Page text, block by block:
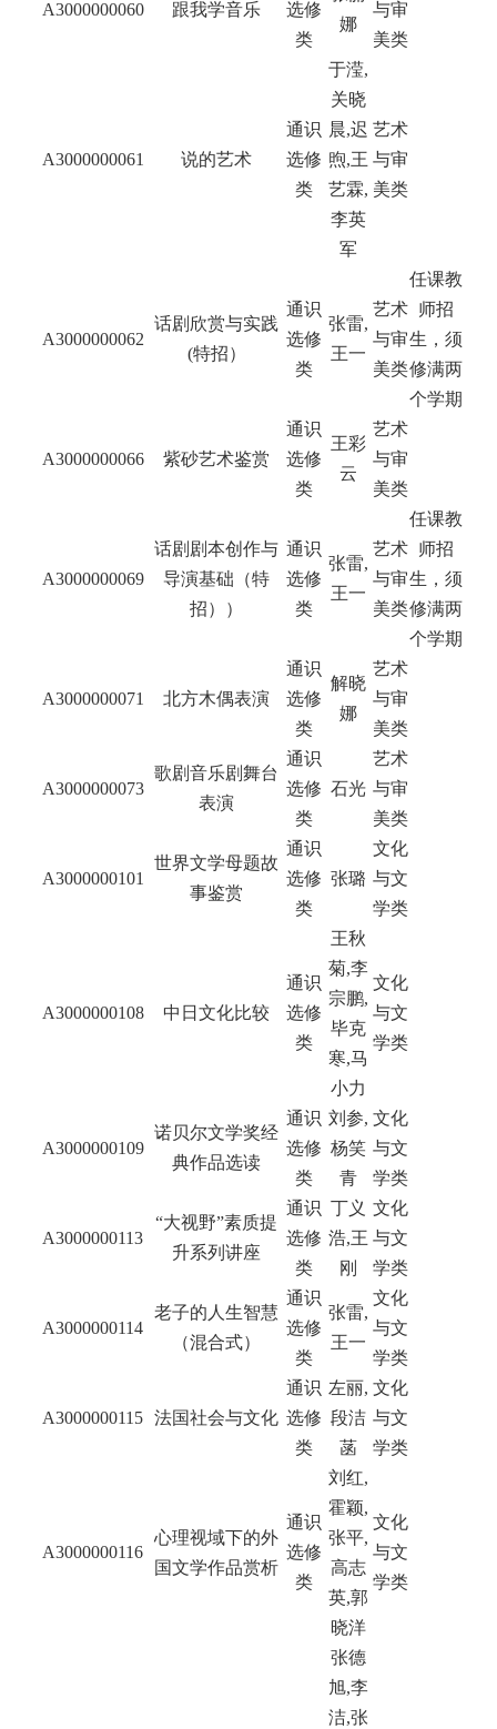
A3000000060 跟我学音乐
选修
类
娜
与审
美类
A3000000061 说的艺术
通识
选修
类
于滢,
关晓
晨,迟
煦,王
艺霖,
李英
军
艺术
与审
美类
A3000000062
话剧欣赏与实践
(特招）
通识
选修
类
张雷,
王一
艺术
与审
美类
任课教
师招
生，须
修满两
个学期
A3000000066 紫砂艺术鉴赏
通识
选修
类
王彩
云
艺术
与审
美类
A3000000069
话剧剧本创作与
导演基础（特
招））
通识
选修
类
张雷,
王一
艺术
与审
美类
任课教
师招
生，须
修满两
个学期
A3000000071 北方木偶表演
通识
选修
类
解晓
娜
艺术
与审
美类
A3000000073
歌剧音乐剧舞台
表演
通识
选修
类
石光
艺术
与审
美类
A3000000101
世界文学母题故
事鉴赏
通识
选修
类
张璐
文化
与文
学类
A3000000108 中日文化比较
通识
选修
类
王秋
菊,李
宗鹏,
毕克
寒,马
小力
文化
与文
学类
A3000000109
诺贝尔文学奖经
典作品选读
通识
选修
类
刘参,
杨笑
青
文化
与文
学类
A3000000113
“大视野”素质提
升系列讲座
通识
选修
类
丁义
浩,王
刚
文化
与文
学类
A3000000114
老子的人生智慧
（混合式）
通识
选修
类
张雷,
王一
文化
与文
学类
A3000000115 法国社会与文化
通识
选修
类
左丽,
段洁
菡
文化
与文
学类
A3000000116
心理视域下的外
国文学作品赏析
通识
选修
类
刘红,
霍颖,
张平,
高志
英,郭
晓洋
文化
与文
学类
张德
旭,李
洁,张